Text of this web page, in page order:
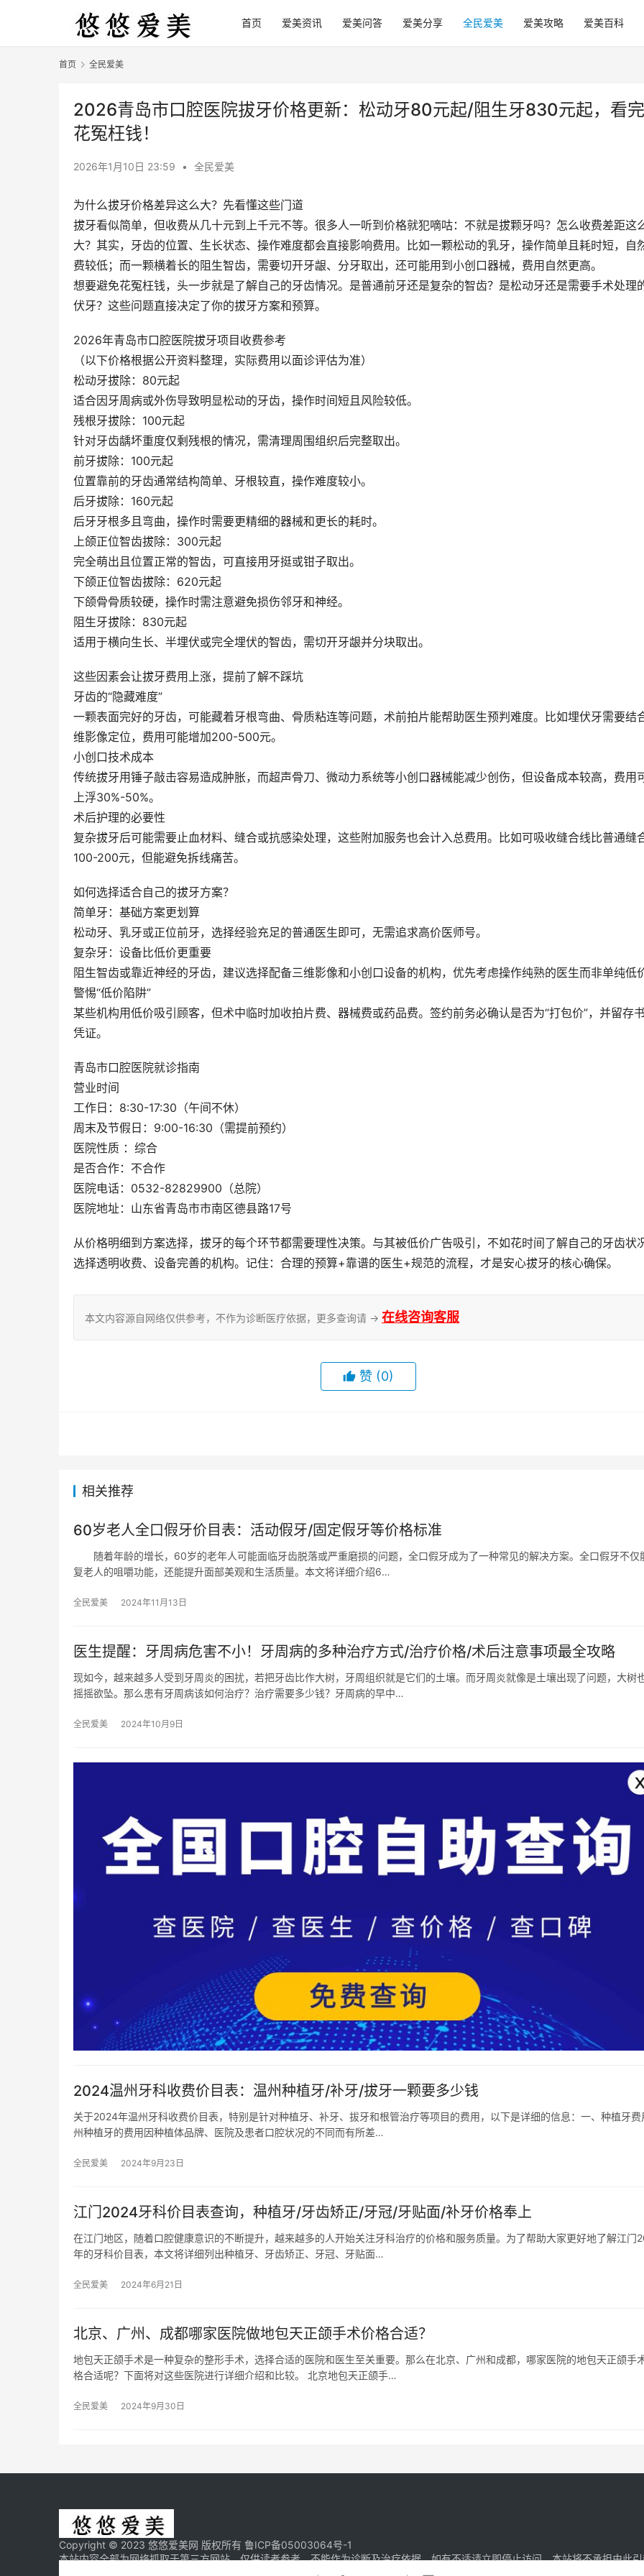
首页 爱美资讯 爱美问答 爱美分享 全民爱美 爱美攻略 爱美百科
首页 全民爱美
2026青岛市口腔医院拔牙价格更新：松动牙80元起/阻生牙830元起，看
花冤枉钱！
2026年1月10日 23:59 • 全民爱美
为什么拔牙价格差异这么大？先看懂这些门道
拔牙看似简单，但收费从几十元到上千元不等。很多人一听到价格就犯嘀咕：不就是拔颗牙吗？怎么收费差距这
大？其实，牙齿的位置、生长状态、操作难度都会直接影响费用。比如一颗松动的乳牙，操作简单且耗时短，自
费较低；而一颗横着长的阻生智齿，需要切开牙龈、分牙取出，还可能用到小创口器械，费用自然更高。
想要避免花冤枉钱，头一步就是了解自己的牙齿情况。是普通前牙还是复杂的智齿？是松动牙还是需要手术处理
伏牙？这些问题直接决定了你的拔牙方案和预算。
2026年青岛市口腔医院拔牙项目收费参考
（以下价格根据公开资料整理，实际费用以面诊评估为准）
松动牙拔除：80元起
适合因牙周病或外伤导致明显松动的牙齿，操作时间短且风险较低。
残根牙拔除：100元起
针对牙齿龋坏重度仅剩残根的情况，需清理周围组织后完整取出。
前牙拔除：100元起
位置靠前的牙齿通常结构简单、牙根较直，操作难度较小。
后牙拔除：160元起
后牙牙根多且弯曲，操作时需要更精细的器械和更长的耗时。
上颌正位智齿拔除：300元起
完全萌出且位置正常的智齿，可直接用牙挺或钳子取出。
下颌正位智齿拔除：620元起
下颌骨骨质较硬，操作时需注意避免损伤邻牙和神经。
阻生牙拔除：830元起
适用于横向生长、半埋伏或完全埋伏的智齿，需切开牙龈并分块取出。
这些因素会让拔牙费用上涨，提前了解不踩坑
牙齿的“隐藏难度”
一颗表面完好的牙齿，可能藏着牙根弯曲、骨质粘连等问题，术前拍片能帮助医生预判难度。比如埋伏牙需要结
维影像定位，费用可能增加200-500元。
小创口技术成本
传统拔牙用锤子敲击容易造成肿胀，而超声骨刀、微动力系统等小创口器械能减少创伤，但设备成本较高，费用
上浮30%-50%。
术后护理的必要性
复杂拔牙后可能需要止血材料、缝合或抗感染处理，这些附加服务也会计入总费用。比如可吸收缝合线比普通缝
100-200元，但能避免拆线痛苦。
如何选择适合自己的拔牙方案？
简单牙：基础方案更划算
松动牙、乳牙或正位前牙，选择经验充足的普通医生即可，无需追求高价医师号。
复杂牙：设备比低价更重要
阻生智齿或靠近神经的牙齿，建议选择配备三维影像和小创口设备的机构，优先考虑操作纯熟的医生而非单纯低
警惕“低价陷阱”
某些机构用低价吸引顾客，但术中临时加收拍片费、器械费或药品费。签约前务必确认是否为“打包价”，并留存
凭证。
青岛市口腔医院就诊指南
营业时间
工作日：8:30-17:30（午间不休）
周末及节假日：9:00-16:30（需提前预约）
医院性质 ：综合
是否合作：不合作
医院电话：0532-82829900（总院）
医院地址：山东省青岛市市南区德县路17号
从价格明细到方案选择，拔牙的每个环节都需要理性决策。与其被低价广告吸引，不如花时间了解自己的牙齿状
选择透明收费、设备完善的机构。记住：合理的预算+靠谱的医生+规范的流程，才是安心拔牙的核心确保。
本文内容源自网络仅供参考，不作为诊断医疗依据，更多查询请 → 在线咨询客服
赞 (0)
相关推荐
60岁老人全口假牙价目表：活动假牙/固定假牙等价格标准
随着年龄的增长，60岁的老年人可能面临牙齿脱落或严重磨损的问题，全口假牙成为了一种常见的解决方案。全口假牙不仅
复老人的咀嚼功能，还能提升面部美观和生活质量。本文将详细介绍6…
全民爱美 2024年11月13日
医生提醒：牙周病危害不小！牙周病的多种治疗方式/治疗价格/术后注意事项最全攻略
现如今，越来越多人受到牙周炎的困扰，若把牙齿比作大树，牙周组织就是它们的土壤。而牙周炎就像是土壤出现了问题，大树
摇摇欲坠。那么患有牙周病该如何治疗？治疗需要多少钱？牙周病的早中…
全民爱美 2024年10月9日
2024温州牙科收费价目表：温州种植牙/补牙/拔牙一颗要多少钱
关于2024年温州牙科收费价目表，特别是针对种植牙、补牙、拔牙和根管治疗等项目的费用，以下是详细的信息：一、种植牙费
州种植牙的费用因种植体品牌、医院及患者口腔状况的不同而有所差…
全民爱美 2024年9月23日
江门2024牙科价目表查询，种植牙/牙齿矫正/牙冠/牙贴面/补牙价格奉上
在江门地区，随着口腔健康意识的不断提升，越来越多的人开始关注牙科治疗的价格和服务质量。为了帮助大家更好地了解江门
年的牙科价目表，本文将详细列出种植牙、牙齿矫正、牙冠、牙贴面…
全民爱美 2024年6月21日
北京、广州、成都哪家医院做地包天正颌手术价格合适？
地包天正颌手术是一种复杂的整形手术，选择合适的医院和医生至关重要。那么在北京、广州和成都，哪家医院的地包天正颌手
格合适呢？下面将对这些医院进行详细介绍和比较。 北京地包天正颌手…
全民爱美 2024年9月30日
Copyright © 2023 悠悠爱美网 版权所有 鲁ICP备05003064号-1
本站内容全部为网络抓取于第三方网站，仅供读者参考，不能作为诊断及治疗依据，如有不适请立即停止访问，本站将不承担由此